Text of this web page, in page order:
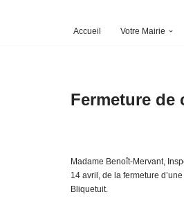
Accueil Votre Mairie
Fermeture de
Madame Benoît-Mervant,
14 avril, de la fermeture
Bliquetuit.